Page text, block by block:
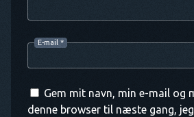
E-mail *
Gem mit navn, min e-mail og
denne browser til næste gang,